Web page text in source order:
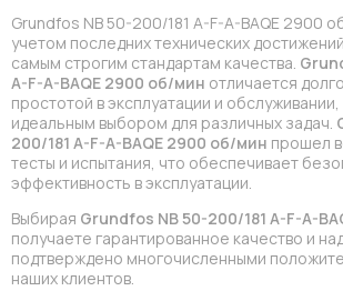
Grundfos NB 50-200/181 A-F-A-BAQE 2900
учетом последних технических
самым строгим стандартам качества.
A-F-A-BAQE 2900 об/мин отличается
простотой в эксплуатации и
идеальным выбором для различных задач.
200/181 A-F-A-BAQE 2900 об/мин прошел
тесты и испытания, что обеспечивает
эффективность в эксплуатации.
Выбирая Grundfos NB 50-200/181 A-F-A-
получаете гарантированное качество и
подтверждено многочисленными
наших клиентов.